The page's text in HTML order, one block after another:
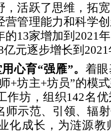
，活跃了思维，拓
营管理能力和科学
的13家增加到2021
亿元逐步增长到
心育“强雁”。 着
+坊主+坊员”的模
作坊，组织142名
师示范、引领、辐
化成长，为涟源教